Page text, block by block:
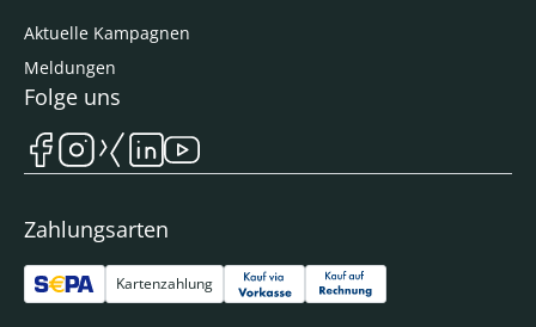
Aktuelle Kampagnen
Meldungen
Zahlungsarten
Kartenzahlung
Folge uns